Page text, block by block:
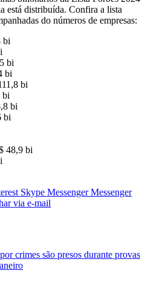
está distribuída. Confira a lista
do números de empresas:
bi
bi
bi
bi
bi
bi
bi
48,9 bi
Skype Messenger Messenger
via e-mail